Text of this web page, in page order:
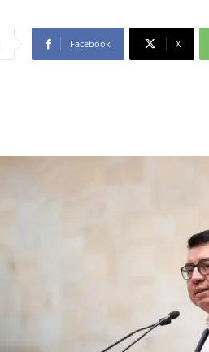
Facebook X